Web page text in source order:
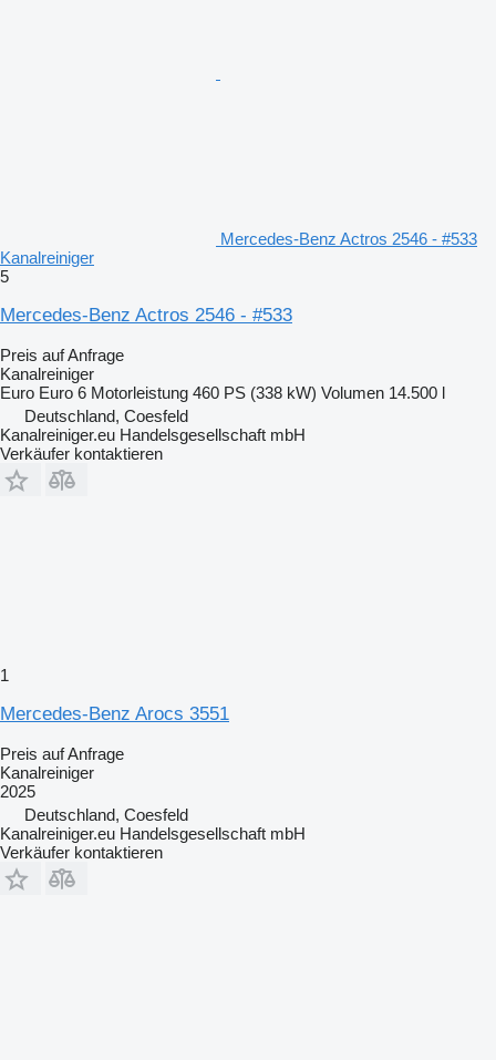
Mercedes-Benz Actros 2546 - #533
Kanalreiniger
5
Mercedes-Benz Actros 2546 - #533
Preis auf Anfrage
Kanalreiniger
Euro Euro 6 Motorleistung 460 PS (338 kW) Volumen 14.500 l
Deutschland, Coesfeld
Kanalreiniger.eu Handelsgesellschaft mbH
Verkäufer kontaktieren
1
Mercedes-Benz Arocs 3551
Preis auf Anfrage
Kanalreiniger
2025
Deutschland, Coesfeld
Kanalreiniger.eu Handelsgesellschaft mbH
Verkäufer kontaktieren